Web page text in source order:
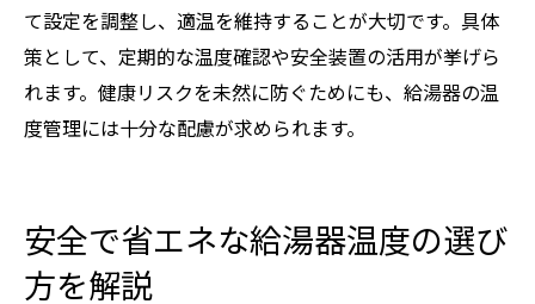
て設定を調整し、適温を維持することが大切です。具体
策として、定期的な温度確認や安全装置の活用が挙げら
れます。健康リスクを未然に防ぐためにも、給湯器の温
度管理には十分な配慮が求められます。
安全で省エネな給湯器温度の選び
方を解説